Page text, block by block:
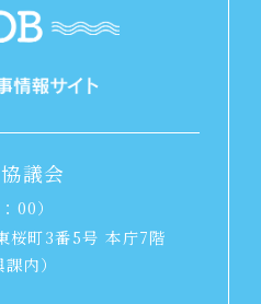
議会
00）
桜町3番5号 本庁7階
内）